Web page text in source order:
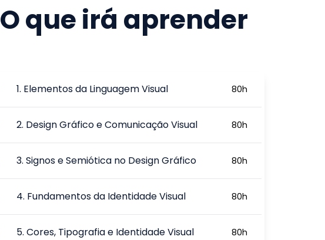
O que irá aprender
1. Elementos da Linguagem Visual 80h
2. Design Gráfico e Comunicação Visual 80h
3.Signos e Semiótica no Design Gráfico 80h
4. Fundamentos da Identidade Visual 80h
5.Cores, Tipografia e Identidade Visual 80h